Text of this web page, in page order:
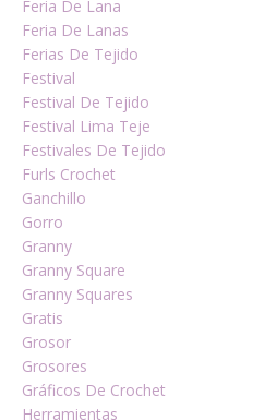
Feria De Lana
Feria De Lanas
Ferias De Tejido
Festival
Festival De Tejido
Festival Lima Teje
Festivales De Tejido
Furls Crochet
Ganchillo
Gorro
Granny
Granny Square
Granny Squares
Gratis
Grosor
Grosores
Gráficos De Crochet
Herramientas